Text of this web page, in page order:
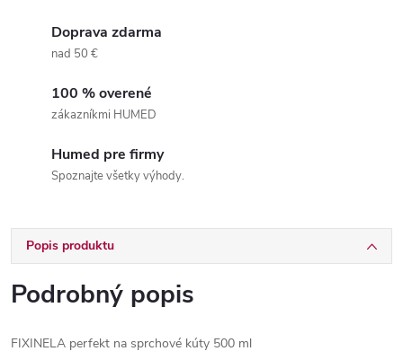
Doprava zdarma
nad 50 €
100 % overené
zákazníkmi HUMED
Humed pre firmy
Spoznajte všetky výhody.
Popis produktu
Podrobný popis
FIXINELA perfekt na sprchové kúty 500 ml